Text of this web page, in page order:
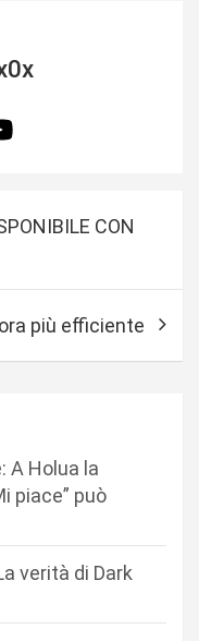
CON
più efficiente
A Holua la
piace” può
verità di Dark